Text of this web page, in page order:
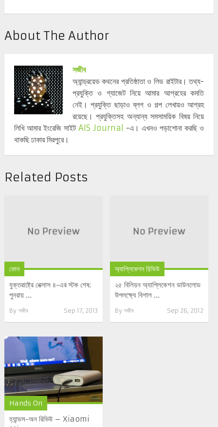
About The Author
সজীব
অ্যান্ড্রয়েড কথনের প্রতিষ্ঠাতা ও লিড রাইটার। তথ্য-
প্রযুক্তি ও গ্যাজেট নিয়ে আমার আগ্রহের কমতি
নেই। প্রযুক্তি ছাড়াও ব্লগ ও গল্প লেখায়ও আগ্রহ
রয়েছে। প্রযুক্তিসহ অন্যান্য সমসাময়িক বিষয় নিয়ে
লিখি আমার ইংরেজি সাইট AIS Journal -এ। এখনও পড়াশোনা করছি ও
থাকছি ঢাকার মিরপুরে।
Related Posts
ফোন
যুক্তরাষ্ট্রে নেক্সাস ৪-এর স্টক শেষ:
পুনরায় ...
By সজীব Sep 17, 2013
অ্যাপ্লিকেশন রিভিউ
২৫ বিলিয়ন অ্যাপ্লিকেশন ডাউনলোড
উপলক্ষ্যে বিশাল ...
By সজীব Sep 26, 2012
Hands On
হ্যান্ডস-অন রিভিউ – Xiaomi